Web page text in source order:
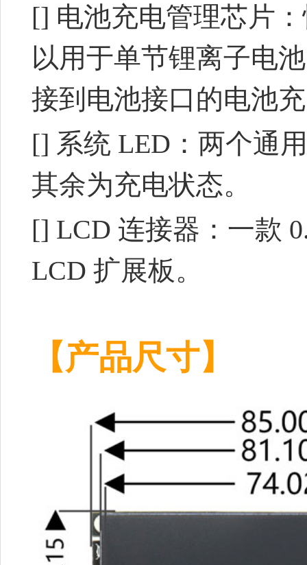
[] 电池充电管理芯片
以用于单节锂离子电
接到电池接口的电池
[] 系统 LED：两个通
其余为充电状态。
[] LCD 连接器：一款
LCD 扩展板。
【产品尺寸】